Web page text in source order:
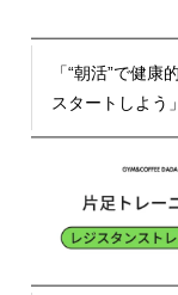
「“朝活”で健康
スタートしよう」